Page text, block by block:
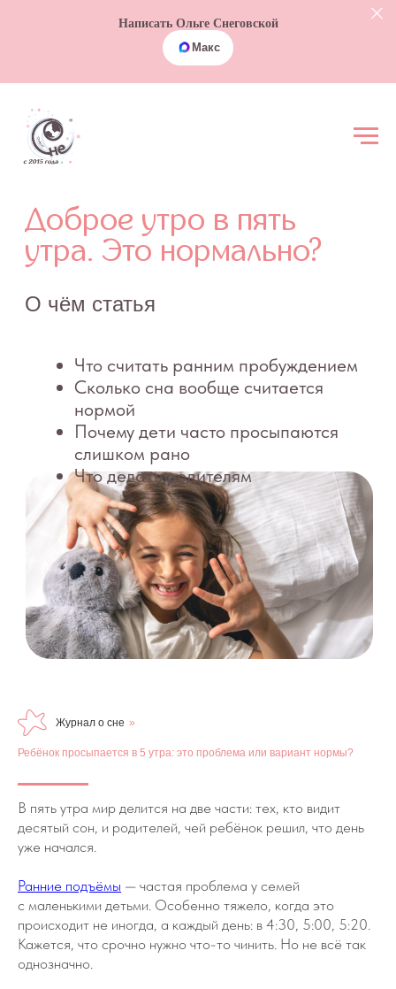
Написать Ольге Снеговской
Макс
Что считать ранним пробуждением
Почему дети часто просыпаются
О чём статья
Доброе утро в пять
Журнал о сне »
Ребёнок просыпается в 5 утра: это проблема или вариант нормы?
В пять утра мир делится на две части: тех, кто видит
десятый сон, и родителей, чей ребёнок решил, что день
уже начался.
Ранние подъёмы — частая проблема у семей
с маленькими детьми. Особенно тяжело, когда это
происходит не иногда, а каждый день: в 4:30, 5:00, 5:20.
Кажется, что срочно нужно что-то чинить. Но не всё так
однозначно.